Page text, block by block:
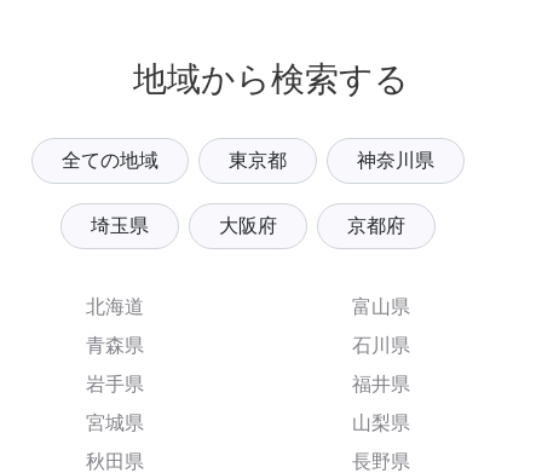
地域から検索する
全ての地域 東京都 神奈川県
埼玉県 大阪府 京都府
北海道
青森県
岩手県
宮城県
秋田県
富山県
石川県
福井県
山梨県
長野県